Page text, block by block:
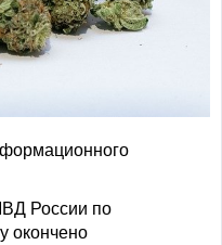
России по
окончено